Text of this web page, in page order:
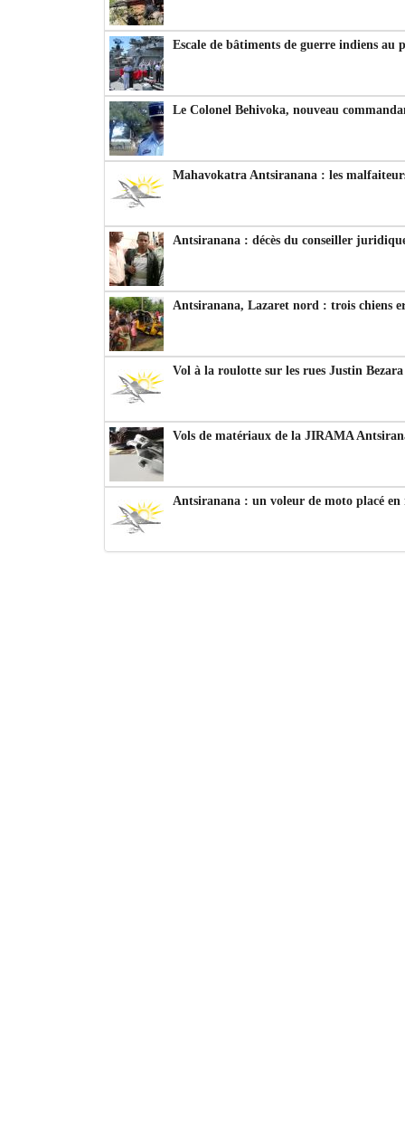
Escale de bâtiments de guerre indiens au
Le Colonel Behivoka, nouveau
Mahavokatra Antsiranana : les
Antsiranana : décès du conseiller
Antsiranana, Lazaret nord : trois chiens
Vol à la roulotte sur les rues Justin
Vols de matériaux de la JIRAMA
Antsiranana : un voleur de moto placé en